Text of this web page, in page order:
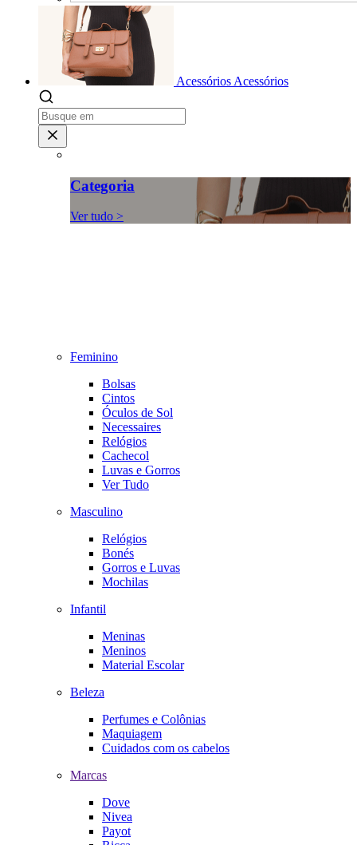
Acessórios Acessórios
Categoria
Ver tudo >
Feminino
Bolsas
Cintos
Óculos de Sol
Necessaires
Relógios
Cachecol
Luvas e Gorros
Ver Tudo
Masculino
Relógios
Bonés
Gorros e Luvas
Mochilas
Infantil
Meninas
Meninos
Material Escolar
Beleza
Perfumes e Colônias
Maquiagem
Cuidados com os cabelos
Marcas
Dove
Nivea
Payot